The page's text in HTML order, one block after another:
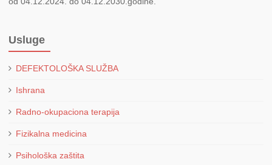
Usluge
DEFEKTOLOŠKA SLUŽBA
Ishrana
Radno-okupaciona terapija
Fizikalna medicina
Psihološka zaštita